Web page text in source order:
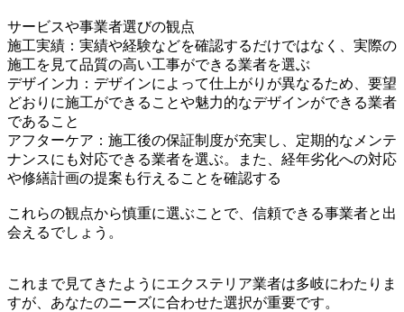
サービスや事業者選びの観点
施工実績：実績や経験などを確認するだけではなく、実際の
施工を見て品質の高い工事ができる業者を選ぶ
デザイン力：デザインによって仕上がりが異なるため、要望
どおりに施工ができることや魅力的なデザインができる業者
であること
アフターケア：施工後の保証制度が充実し、定期的なメンテ
ナンスにも対応できる業者を選ぶ。また、経年劣化への対応
や修繕計画の提案も行えることを確認する
これらの観点から慎重に選ぶことで、信頼できる事業者と出
会えるでしょう。
これまで見てきたようにエクステリア業者は多岐にわたりま
すが、あなたのニーズに合わせた選択が重要です。